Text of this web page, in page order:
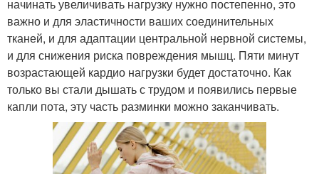
начинать увеличивать нагрузку нужно постепенно, это
важно и для эластичности ваших соединительных
тканей, и для адаптации центральной нервной системы,
и для снижения риска повреждения мышц. Пяти минут
возрастающей кардио нагрузки будет достаточно. Как
только вы стали дышать с трудом и появились первые
капли пота, эту часть разминки можно заканчивать.